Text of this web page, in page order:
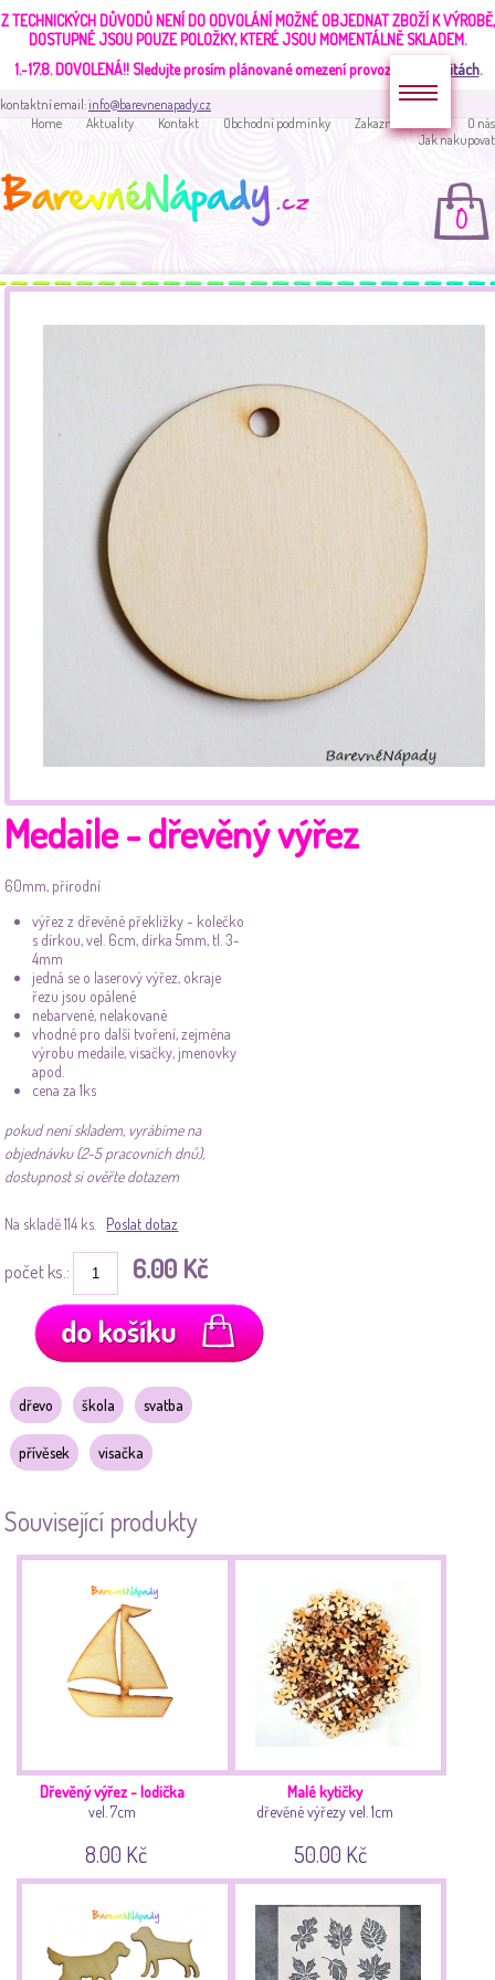
Z TECHNICKÝCH DŮVODŮ NENÍ DO ODVOLÁNÍ MOŽNÉ OBJEDNAT ZBOŽÍ K VÝROBĚ,
DOSTUPNÉ JSOU POUZE POLOŽKY, KTERÉ JSOU MOMENTÁLNĚ SKLADEM.
1.-17.8. DOVOLENÁ!!Sledujte prosím plánované omezení provozu v aktualitách.
kontaktní email:info@barevnenapady.cz
Home
Aktuality Kontakt Obchodní podmínky Zakaznická sekce
O nás
Jak nakupovat
0
Medaile - dřevěný výřez
60mm, přírodní
výřez z dřevěné překližky - kolečko
s dírkou, vel. 6cm, dírka 5mm, tl. 3-
4mm
jedná se o laserový výřez, okraje
řezu jsou opálené
nebarvené, nelakované
vhodné pro další tvoření, zejména
výrobu medaile, visačky, jmenovky
apod.
cena za 1ks
pokud není skladem, vyrábíme na
objednávku (2-5 pracovních dnů),
dostupnost si ověřte dotazem
Na skladě 114 ks. Poslat dotaz
počet ks.: 6.00 Kč
dřevo škola svatba
přívěsek visačka
Související produkty
Dřevěný výřez - lodička
vel. 7cm
8.00 Kč
Malé kytičky
dřevěné výřezy vel. 1cm
50.00 Kč